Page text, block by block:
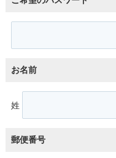
お名前
姓
郵便番号